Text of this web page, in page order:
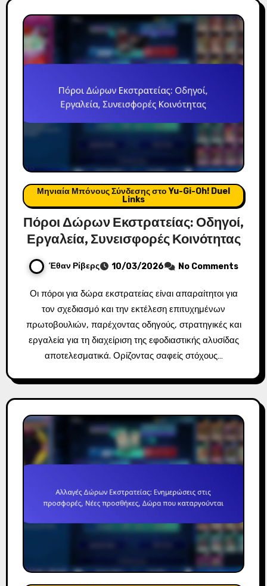
Μηνιαία Μπόνους Σύνδεσης στο Yu-Gi-Oh! Duel
Links
Πόροι Δώρων Εκστρατείας: Οδηγοί,
Εργαλεία, Συνεισφορές Κοινότητας
Έθαν Ρίβερς 10/03/2026 No Comments
Οι πόροι για δώρα εκστρατείας είναι απαραίτητοι για
τον σχεδιασμό και την εκτέλεση επιτυχημένων
πρωτοβουλιών, παρέχοντας οδηγούς, στρατηγικές και
εργαλεία για τη διαχείριση της εφοδιαστικής αλυσίδας
αποτελεσματικά. Ορίζοντας σαφείς στόχους…